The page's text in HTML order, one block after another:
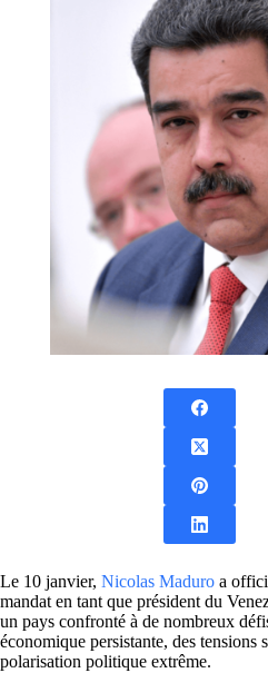
Le 10 janvier, Nicolas Maduro a
mandat en tant que président du
un pays confronté à de nombreux
économique persistante, des tensions
polarisation politique extrême.